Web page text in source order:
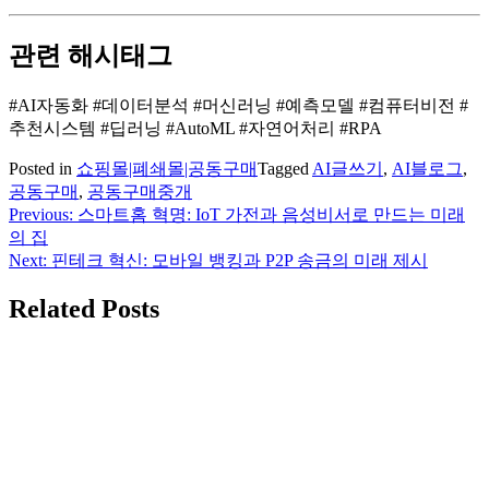
관련 해시태그
#AI자동화 #데이터분석 #머신러닝 #예측모델 #컴퓨터비전 #
추천시스템 #딥러닝 #AutoML #자연어처리 #RPA
Posted in 쇼핑몰|폐쇄몰|공동구매Tagged AI글쓰기 , AI블로그,
공동구매 , 공동구매중개
글
탐
Previous: 스마트홈 혁명: IoT 가전과 음성비서로 만드는 미래
의 집
Next: 핀테크 혁신: 모바일 뱅킹과 P2P 송금의 미래 제시
Related Posts